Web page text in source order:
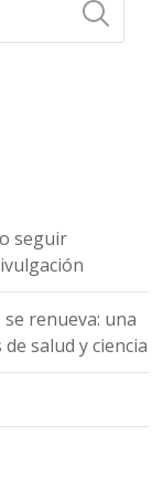
seguir
renueva: una
salud y ciencia